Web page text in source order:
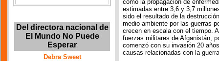
Del directora nacional de
El Mundo No Puede
Esperar
Debra Sweet
como la propagación de
estimadas entre 3,6 y 3,7
sido el resultado de la
medio ambiente por las guerras
crecen en escala con el tiempo.
fuerzas militares de Afganistán,
comenzó con su invasión 20
causas relacionadas con la